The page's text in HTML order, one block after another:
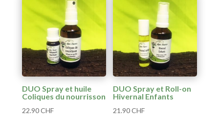
au
ancien
DUO Spray et huile
Coliques du nourrisson
22.90CHF
DUO Spray et Roll-on
Hivernal Enfants
21.90CHF